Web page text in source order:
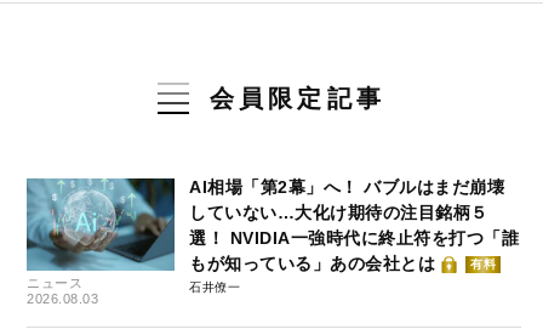
会員限定記事
ニュース
2026.08.03
AI相場「第2幕」へ！ バブルはまだ崩壊
していない…大化け期待の注目銘柄５
選！ NVIDIA一強時代に終止符を打つ「誰
もが知っている」あの会社とは
有料
石井僚一